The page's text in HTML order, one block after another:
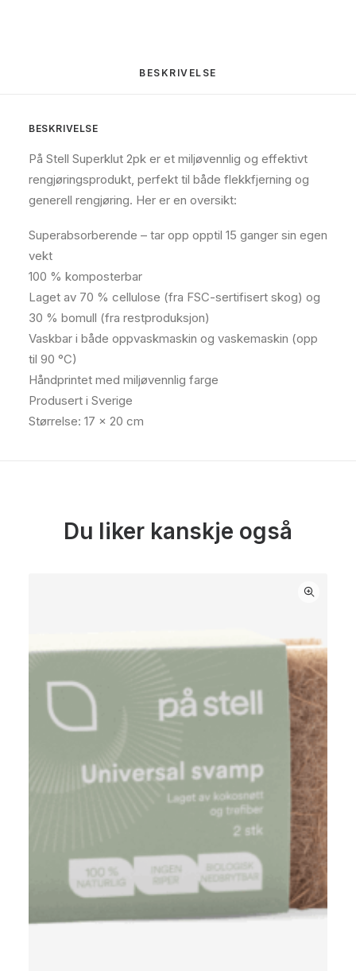
BESKRIVELSE
BESKRIVELSE
På Stell Superklut 2pk er et miljøvennlig og effektivt
rengjøringsprodukt, perfekt til både flekkfjerning og
generell rengjøring. Her er en oversikt:
Superabsorberende – tar opp opptil 15 ganger sin egen
vekt
100 % komposterbar
Laget av 70 % cellulose (fra FSC-sertifisert skog) og
30 % bomull (fra restproduksjon)
Vaskbar i både oppvaskmaskin og vaskemaskin (opp
til 90 °C)
Håndprintet med miljøvennlig farge
Produsert i Sverige
Størrelse: 17 x 20 cm
Du liker kanskje også